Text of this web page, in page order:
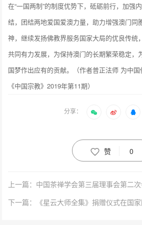
在“一国两制”的制度优势下，砥砺前行，加强
结，团结两地爱国爱澳力量，助力增强澳门同
神，继续发扬佛教界服务国家大局的优良传统
共同有力发展，为保持澳门的长期繁荣稳定，
国梦作出应有的贡献。（作者普正法师 为中
《中国宗教》2019年第11期）
分享：
赞 0
上一篇：中国茶禅学会第三届理事会第二